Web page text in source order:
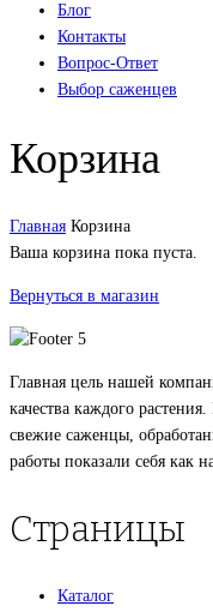
Блог
Контакты
Вопрос-Ответ
Выбор саженцев
Корзина
Главная Корзина
Ваша корзина пока пуста.
Вернуться в магазин
Главная цель нашей
качества каждого
свежие саженцы,
работы показали себя как
Страницы
Каталог